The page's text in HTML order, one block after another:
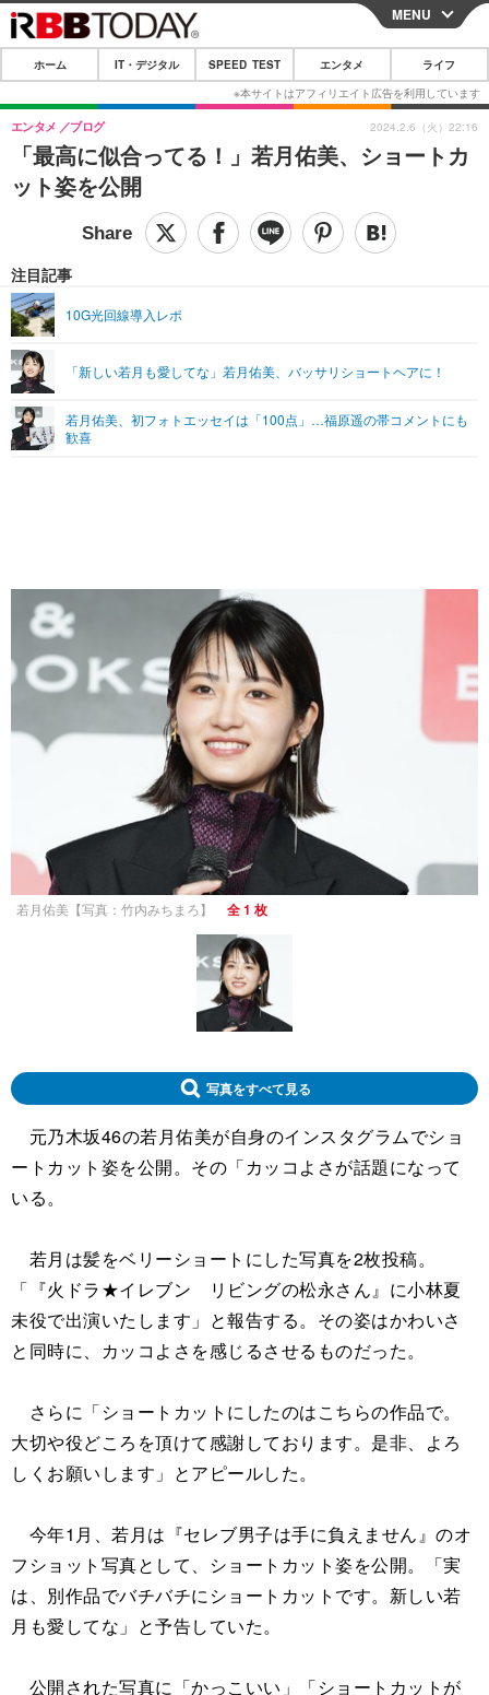
CLOSE
ホーム
IT・デジタル
IT・デジタルTOP スマートフォン
ショッピング その他
SPEED TEST
エンタメTOP 映画・ドラマ
グラビア ブログ
ショッピング その他
ライフTOP
リリース一覧
プッシュ通知の停止方法
MENU
ホーム IT・デジタル SPEED TEST エンタメ ライフ
「最高に似合ってる！」若月佑美、ショートカ
ット姿を公開
エンタメ ブログ
注目記事
10G光回線導入レポ
「新しい若月も愛してな」若月佑美、バッサリショートヘアに！
若月佑美、初フォトエッセイは「100点」…福原遥の帯コメントにも
歓喜
2024.2.6（火）22:16
若月佑美【写真：竹内みちまろ】 全 1 枚
写真をすべて見る
元乃木坂46の若月佑美が自身のインスタグラムでショ
ートカット姿を公開。その「カッコよさが話題になって
いる。
若月は髪をベリーショートにした写真を2枚投稿。
「『火ドラ★イレブン リビングの松永さん』に小林夏
未役で出演いたします」と報告する。その姿はかわいさ
と同時に、カッコよさを感じるさせるものだった。
さらに「ショートカットにしたのはこちらの作品で。
大切や役どころを頂けて感謝しております。是非、よろ
しくお願いします」とアピールした。
今年1月、若月は『セレブ男子は手に負えません』のオ
フショット写真として、ショートカット姿を公開。「実
は、別作品でバチバチにショートカットです。新しい若
月も愛してな」と予告していた。
公開された写真に「かっこいい」「ショートカットが